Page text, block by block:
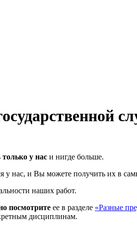
только у нас и нигде больше.
у нас, и Вы можете получить их в
наших работ.
посмотрите ее в разделе «Разные
дисциплинам.